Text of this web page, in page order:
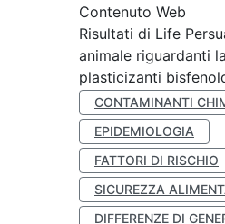
Contenuto Web
Risultati di Life
animale riguardanti
plasticizanti
CONTAMINANTI
EPIDEMIOLOGIA
FATTORI DI RISCHIO
SICUREZZA
DIFFERENZE DI